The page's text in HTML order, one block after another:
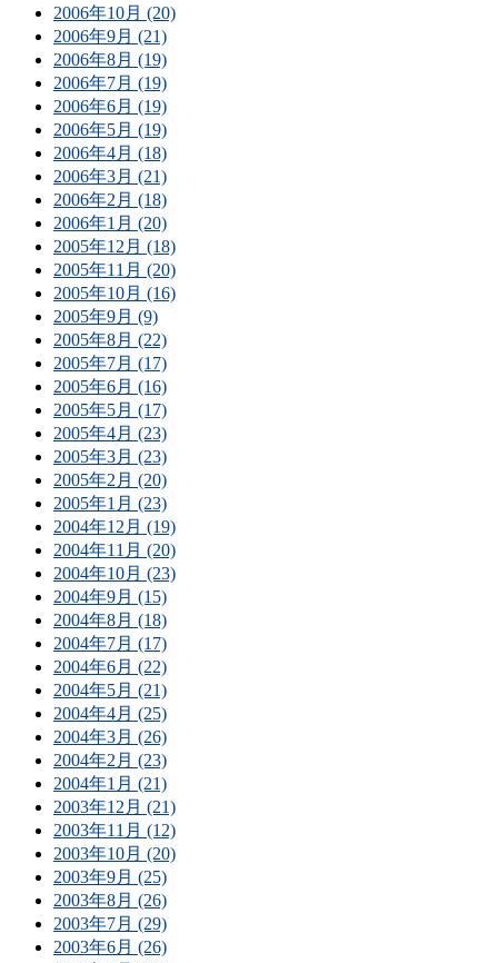
2006年10月 (20)
2006年9月 (21)
2006年8月 (19)
2006年7月 (19)
2006年6月 (19)
2006年5月 (19)
2006年4月 (18)
2006年3月 (21)
2006年2月 (18)
2006年1月 (20)
2005年12月 (18)
2005年11月 (20)
2005年10月 (16)
2005年9月 (9)
2005年8月 (22)
2005年7月 (17)
2005年6月 (16)
2005年5月 (17)
2005年4月 (23)
2005年3月 (23)
2005年2月 (20)
2005年1月 (23)
2004年12月 (19)
2004年11月 (20)
2004年10月 (23)
2004年9月 (15)
2004年8月 (18)
2004年7月 (17)
2004年6月 (22)
2004年5月 (21)
2004年4月 (25)
2004年3月 (26)
2004年2月 (23)
2004年1月 (21)
2003年12月 (21)
2003年11月 (12)
2003年10月 (20)
2003年9月 (25)
2003年8月 (26)
2003年7月 (29)
2003年6月 (26)